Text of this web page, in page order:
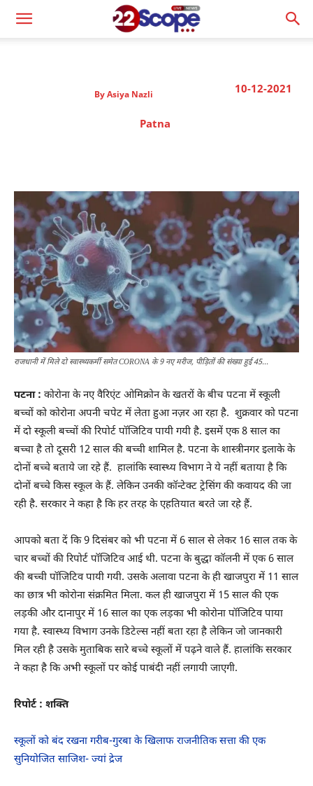
10-12-2021
By Asiya Nazli
Patna
राजधानी में मिले दो स्वास्थ्यकर्मी समेत CORONA के 9 नए मरीज, पीड़ितों की संख्या हुई 45...
पटना : कोरोना के नए वैरिएंट ओमिक्रोन के खतरों के बीच पटना में स्कूली
बच्चों को कोरोना अपनी चपेट में लेता हुआ नज़र आ रहा है. शुक्रवार को पटना
में दो स्कूली बच्चों की रिपोर्ट पॉजिटिव पायी गयी है. इसमें एक 8 साल का
बच्चा है तो दूसरी 12 साल की बच्ची शामिल है. पटना के शास्त्रीनगर इलाके के
दोनों बच्चे बताये जा रहे हैं. हालांकि स्वास्थ्य विभाग ने ये नहीं बताया है कि
दोनों बच्चे किस स्कूल के हैं. लेकिन उनकी कॉन्टेक्ट ट्रेसिंग की कवायद की जा
रही है. सरकार ने कहा है कि हर तरह के एहतियात बरते जा रहे हैं.
आपको बता दें कि 9 दिसंबर को भी पटना में 6 साल से लेकर 16 साल तक के
चार बच्चों की रिपोर्ट पॉजिटिव आई थी. पटना के बुद्धा कॉलनी में एक 6 साल
की बच्ची पॉजिटिव पायी गयी. उसके अलावा पटना के ही खाजपुरा में 11 साल
का छात्र भी कोरोना संक्रमित मिला. कल ही खाजपुरा में 15 साल की एक
लड़की और दानापुर में 16 साल का एक लड़का भी कोरोना पॉजिटिव पाया
गया है. स्वास्थ्य विभाग उनके डिटेल्स नहीं बता रहा है लेकिन जो जानकारी
मिल रही है उसके मुताबिक सारे बच्चे स्कूलों में पढ़ने वाले हैं. हालांकि सरकार
ने कहा है कि अभी स्कूलों पर कोई पाबंदी नहीं लगायी जाएगी.
रिपोर्ट : शक्ति
स्कूलों को बंद रखना गरीब-गुरबा के खिलाफ राजनीतिक सत्ता की एक
सुनियोजित साजिश- ज्यां द्रेज